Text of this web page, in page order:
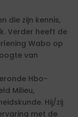
die zijn kennis,
Verder heeft de
Wabo op
van
Hbo-
Milieu,
Hij/zij
met de